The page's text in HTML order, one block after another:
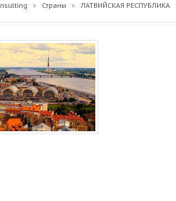
» Страны » ЛАТВИЙСКАЯ РЕСПУБЛИКА